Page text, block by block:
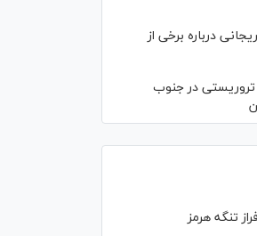
درباره برخی از
در جنوب